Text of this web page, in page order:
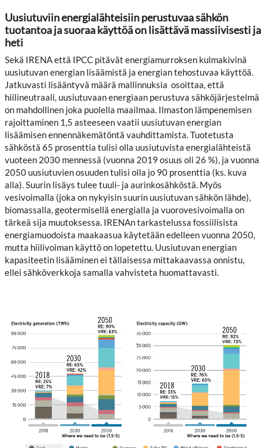
Uusiutuviin energialähteisiin perustuvaa sähkön
tuotantoa ja suoraa käyttöä on lisättävä massiivisesti ja
heti
Sekä IRENA että IPCC pitävät energiamurroksen kulmakivinä
uusiutuvan energian lisäämistä ja energian tehostuvaa käyttöä.
Jatkuvasti lisääntyvä määrä mallinnuksia osoittaa, että
hiilineutraali, uusiutuvaan energiaan perustuva sähköjärjestelmä
on mahdollinen joka puolella maailmaa. Ilmaston lämpenemisen
rajoittaminen 1,5 asteeseen vaatii uusiutuvan energian
lisäämisen ennennäkemätöntä vauhdittamista. Tuotetusta
sähköstä 65 prosenttia tulisi olla uusiutuvista energialähteistä
vuoteen 2030 mennessä (vuonna 2019 osuus oli 26 %), ja vuonna
2050 uusiutuvien osuuden tulisi olla jo 90 prosenttia (ks. kuva
alla). Suurin lisäys tulee tuuli- ja aurinkosähköstä. Myös
vesivoimalla (joka on nykyisin suurin uusiutuvan sähkön lähde),
biomassalla, geotermisellä energialla ja vuorovesivoimalla on
tärkeä sija muutoksessa. IRENAn tarkastelussa fossiilisista
energiamuodoista maakaasua käytetään edelleen vuonna 2050,
mutta hiilivoiman käyttö on lopetettu. Uusiutuvan energian
kapasiteetin lisääminen ei tällaisessa mittakaavassa onnistu,
ellei sähköverkkoja samalla vahvisteta huomattavasti.